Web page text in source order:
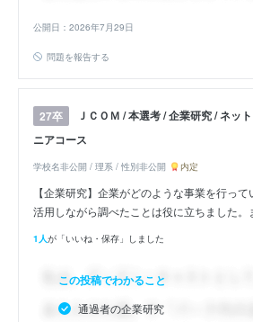
公開日：2026年7月29日
問題を報告する
27卒
ＪＣＯＭ / 本選考 / 企業研究 / ネッ
ニアコース
学校名非公開 / 理系 / 性別非公開 内定
【企業研究】企業がどのような事業を行っ
活用しながら調べたことは役に立ちました。
1人が「いいね・保存」しました
この投稿でわかること
通過者の企業研究